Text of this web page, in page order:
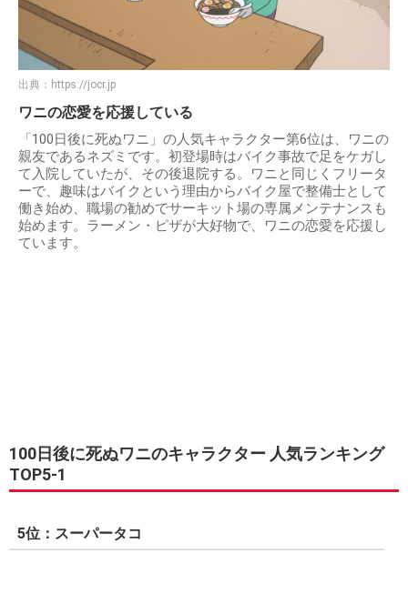
出典： https://jocr.jp
ワニの恋愛を応援している
「100日後に死ぬワニ」の人気キャラクター第6位は、ワニの
親友であるネズミです。初登場時はバイク事故で足をケガし
て入院していたが、その後退院する。ワニと同じくフリータ
ーで、趣味はバイクという理由からバイク屋で整備士として
働き始め、職場の勧めでサーキット場の専属メンテナンスも
始めます。ラーメン・ピザが大好物で、ワニの恋愛を応援し
ています。
100日後に死ぬワニのキャラクター 人気ランキング
TOP5-1
5位：スーパータコ